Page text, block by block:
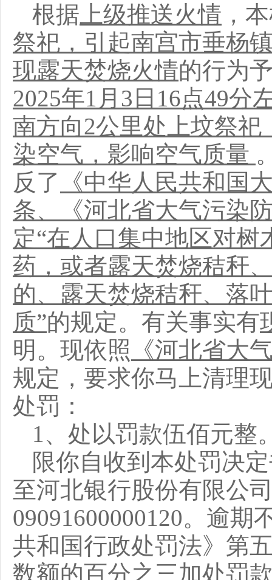
根据 上级推送火情 ，
祭祀，引起南宫市垂杨
现露天焚烧火情的行为
2025年1月3日16点49分
南方向2公里处上坟祭
染空气，影响空气质量
反了
《中华人民共和国
条、《河北省大气污染
定“在人口集中地区对
药，或者露天焚烧秸秆
的、露天焚烧秸秆、落
质”的规定。 有关事实有
明 。现依照 《河北省大
规定， 要求你马上清理
处罚：
1、处以罚款伍佰元整
限你自收到本处罚决
至河北银行股份有限公
09091600000120。逾
共和国行政处罚法》第
数额的百分之三加处罚